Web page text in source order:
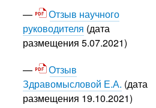
Отзыв научного
руководителя (дата
размещения 5.07.2021)
Отзыв
Здравомысловой Е.А. (дата
размещения 19.10.2021)